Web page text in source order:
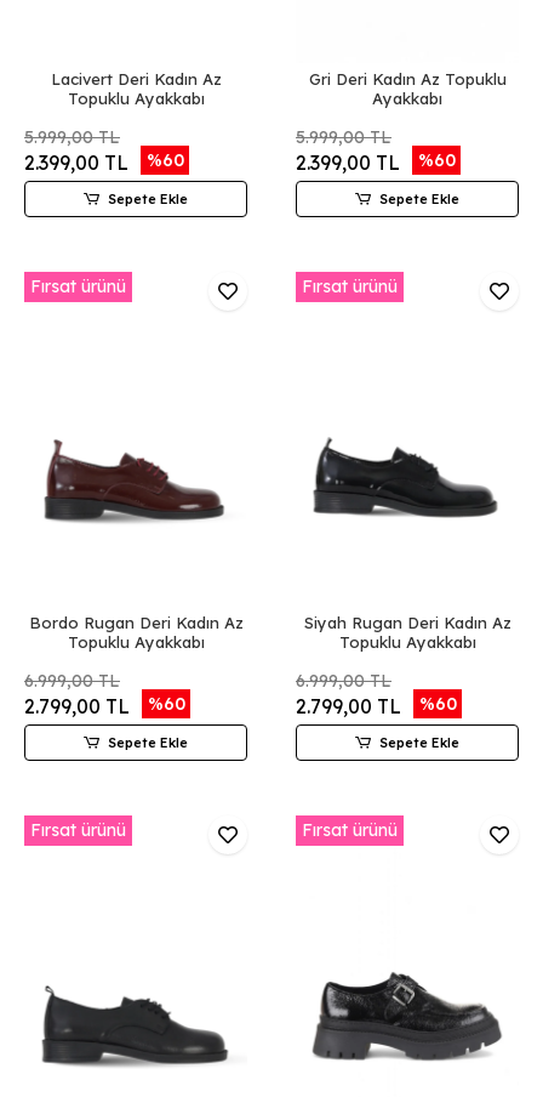
Lacivert Deri Kadın Az
Topuklu Ayakkabı
5.999,00 TL
2.399,00 TL %60
Sepete Ekle
Gri Deri Kadın Az Topuklu
Ayakkabı
5.999,00 TL
2.399,00 TL %60
Sepete Ekle
Fırsat ürünü
Bordo Rugan Deri Kadın Az
Topuklu Ayakkabı
6.999,00 TL
2.799,00 TL %60
Sepete Ekle
Fırsat ürünü
Siyah Rugan Deri Kadın Az
Topuklu Ayakkabı
6.999,00 TL
2.799,00 TL %60
Sepete Ekle
Fırsat ürünü Fırsat ürünü